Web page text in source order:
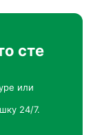
сте
или
24/7.